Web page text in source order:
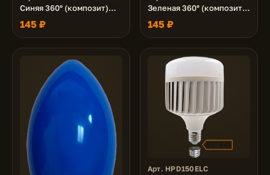
Синяя 360° (композит)
110x60
145 ₽
Зеленая 360° (композит)
110x60
145 ₽
Арт. HPD150ELC